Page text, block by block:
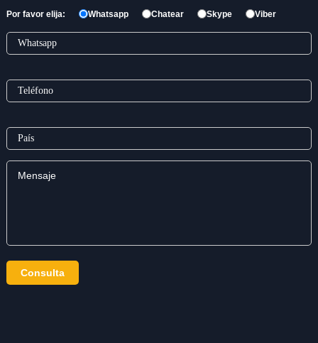
Por favor elija: Whatsapp Chatear Skype Viber